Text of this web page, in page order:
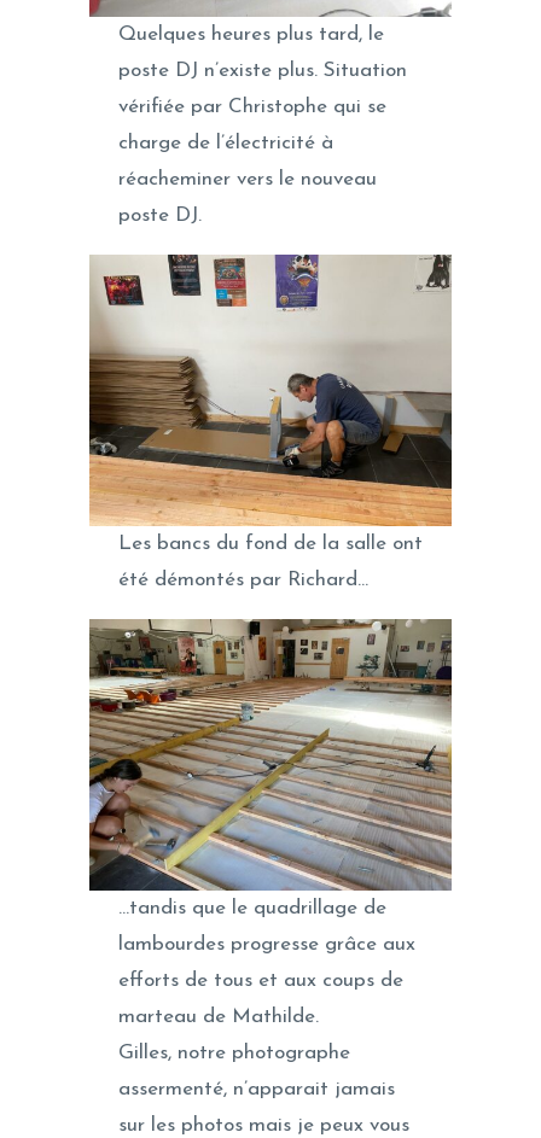
Quelques heures plus tard, le
poste DJ n’existe plus. Situation
vérifiée par Christophe qui se
charge de l’électricité à
réacheminer vers le nouveau
poste DJ.
Les bancs du fond de la salle ont
été démontés par Richard…
…tandis que le quadrillage de
lambourdes progresse grâce aux
efforts de tous et aux coups de
marteau de Mathilde.
Gilles, notre photographe
assermenté, n’apparait jamais
sur les photos mais je peux vous